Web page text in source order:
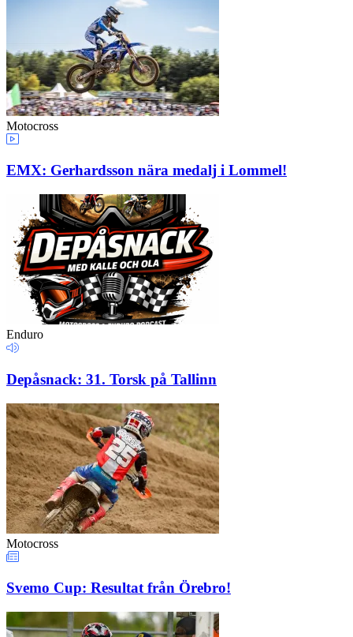
Motocross
EMX: Gerhardsson nära medalj i Lommel!
Enduro
Depåsnack: 31. Torsk på Tallinn
Motocross
Svemo Cup: Resultat från Örebro!